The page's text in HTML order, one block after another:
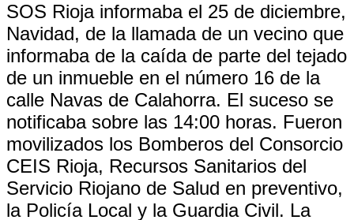
SOS Rioja informaba el 25 de diciembre,
Navidad, de la llamada de un vecino que
informaba de la caída de parte del tejado
de un inmueble en el número 16 de la
calle Navas de Calahorra. El suceso se
notificaba sobre las 14:00 horas. Fueron
movilizados los Bomberos del Consorcio
CEIS Rioja, Recursos Sanitarios del
Servicio Riojano de Salud en preventivo,
la Policía Local y la Guardia Civil. La